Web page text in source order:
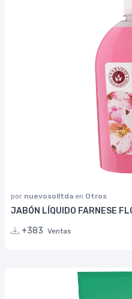
por nuevosolltda en Otros
JABÓN LÍQUIDO FARNESE
+383 Ventas